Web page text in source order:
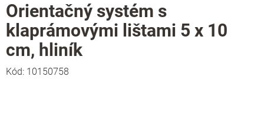
Orientačný systém s
klaprámovými lištami 5 x 10
cm, hliník
Kód: 10150758